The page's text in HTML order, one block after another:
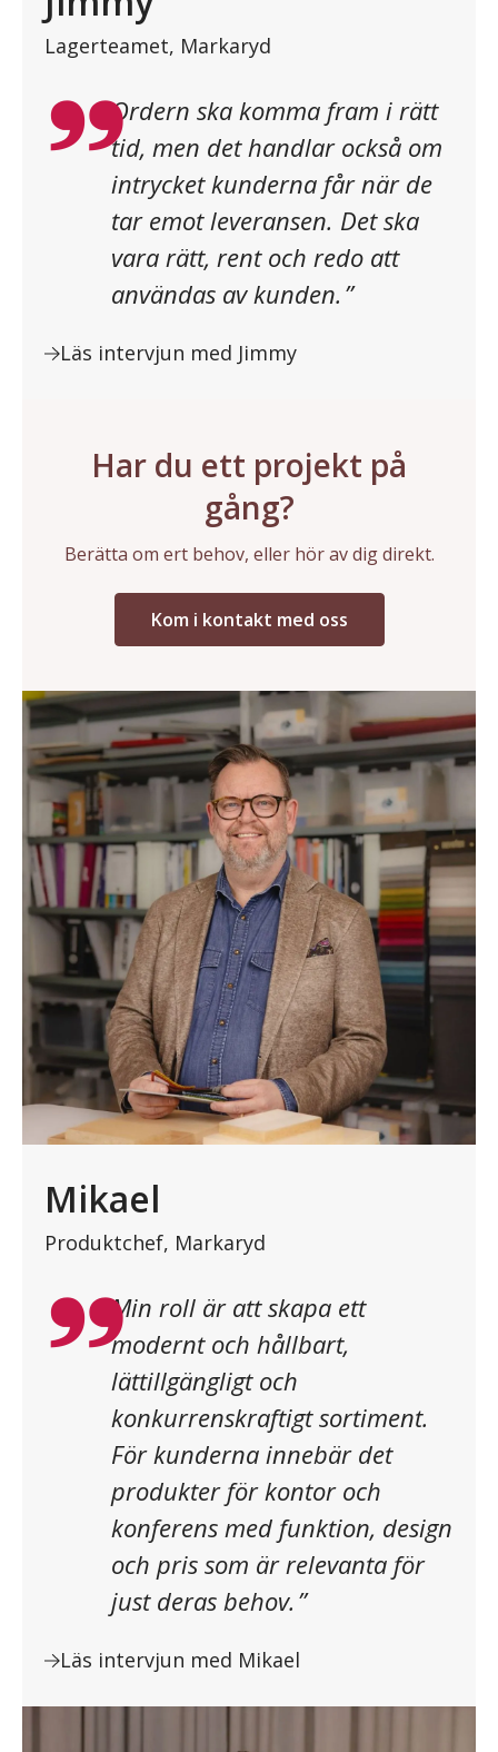
Lagerteamet, Markaryd
”Ordern ska komma fram i rätt
tid, men det handlar också om
intrycket kunderna får när de
tar emot leveransen. Det ska
vara rätt, rent och redo att
användas av kunden. ”
Läs intervjun med Jimmy
Har du ett projekt på
gång?
Berätta om ert behov, eller hör av dig direkt.
Kom i kontakt med oss
Mikael
Produktchef, Markaryd
”Min roll är att skapa ett
modernt och hållbart,
lättillgängligt och
konkurrenskraftigt sortiment.
För kunderna innebär det
produkter för kontor och
konferens med funktion, design
och pris som är relevanta för
just deras behov. ”
Läs intervjun med Mikael